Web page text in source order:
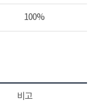
100%
비고